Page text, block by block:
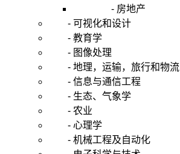
- 房地产
- 可视化和设计
- 教育学
- 图像处理
- 地理，运输，旅行和物流
- 信息与通信工程
- 生态、气象学
- 农业
- 心理学
- 机械工程及自动化